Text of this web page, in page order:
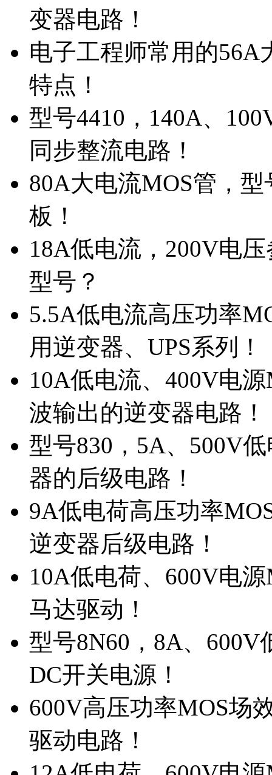
变器电路！
电子工程师常用的56A
特点！
型号4410，140A、
同步整流电路！
80A大电流MOS管，
板！
18A低电流，200V电
型号？
5.5A低电流高压功率
用逆变器、UPS系列！
10A低电流、400V电
波输出的逆变器电路！
型号830，5A、500V
器的后级电路！
9A低电荷高压功率
逆变器后级电路！
10A低电荷、600V电
马达驱动！
型号8N60，8A、
DC开关电源！
600V高压功率MOS场
驱动电路！